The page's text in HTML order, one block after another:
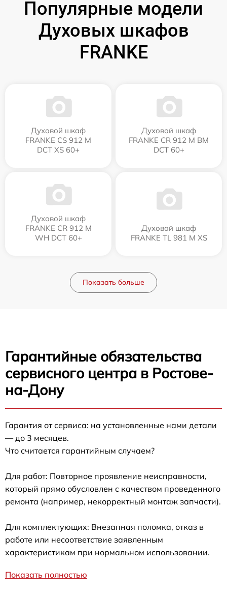
Популярные модели
Духовых шкафов
FRANKE
Духовой шкаф
FRANKE CS 912 M
DCT XS 60+
Духовой шкаф
FRANKE CR 912 M BM
DCT 60+
Духовой шкаф
FRANKE CR 912 M
WH DCT 60+
Духовой шкаф
FRANKE TL 981 M XS
Показать больше
Гарантийные обязательства
сервисного центра в Ростове-
на-Дону
Гарантия от сервиса: на установленные нами детали
— до 3 месяцев.
Что считается гарантийным случаем?
Для работ: Повторное проявление неисправности,
который прямо обусловлен с качеством проведенного
ремонта (например, некорректный монтаж запчасти).
Для комплектующих: Внезапная поломка, отказ в
работе или несоответствие заявленным
характеристикам при нормальном использовании.
Показать полностью